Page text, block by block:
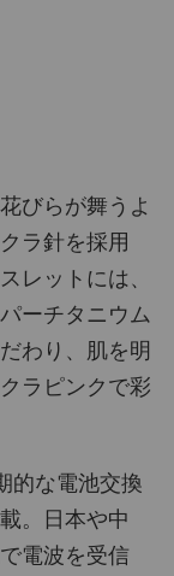
びらが舞うよ
ラ針を採用
レットには、
ーチタニウム
わり、肌を明
ラピンクで彩
的な電池交換
。日本や中
電波を受信